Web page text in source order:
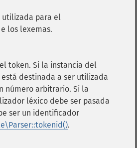
utilizada para el
los lexemas.
token. Si la instancia del
destinada a ser utilizada
número arbitrario. Si la
léxico debe ser pasada
ser un identificador
.